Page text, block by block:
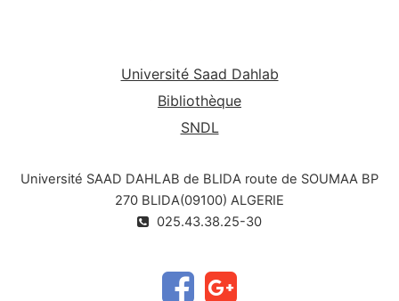
Université Saad Dahlab
Bibliothèque
SNDL
Université SAAD DAHLAB de BLIDA route de SOUMAA BP
270 BLIDA(09100) ALGERIE
025.43.38.25-30